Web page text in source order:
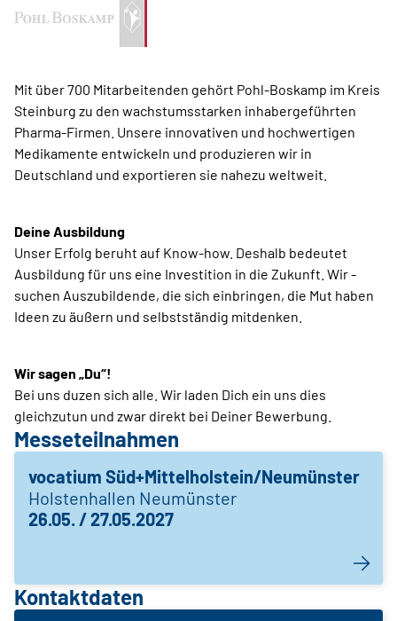
Mit über 700 Mitarbeitenden gehört Pohl-Boskamp im Kreis
Steinburg zu den wachstumsstarken ­inhabergeführten
Pharma-Firmen. Unsere innovativen und hochwertigen
Medikamente entwickeln und produzieren wir in
Deutschland und exportieren sie nahezu weltweit.
Deine Ausbildung
Unser Erfolg beruht auf Know-how. Deshalb bedeutet
Ausbildung für uns eine Investition in die Zukunft. Wir ­
suchen Auszubildende, die sich einbringen, die Mut haben
Ideen zu ­äußern und selbstständig mitdenken.
Wir sagen „Du“!
Bei uns duzen sich alle. Wir laden Dich ein uns dies
gleichzutun und zwar direkt bei Deiner Bewerbung.
Messeteilnahmen
vocatium Süd+Mittelholstein/Neumünster
Holstenhallen Neumünster
26.05. / 27.05.2027
Kontaktdaten